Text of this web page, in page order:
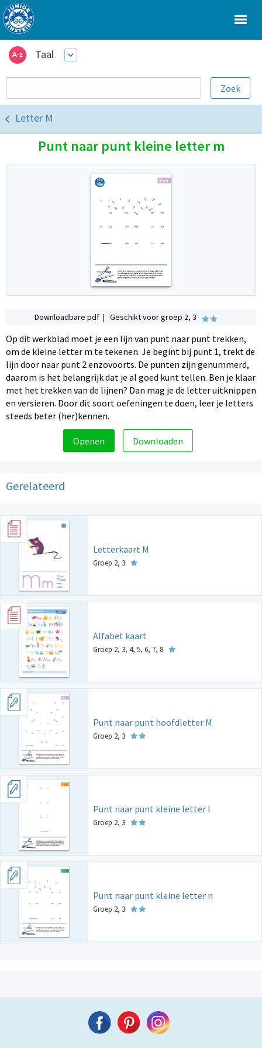
Taal
Letter M
Punt naar punt kleine letter m
Downloadbare pdf | Geschikt voor groep 2, 3
Op dit werkblad moet je een lijn van punt naar punt trekken,
om de kleine letter m te tekenen. Je begint bij punt 1, trekt de
lijn door naar punt 2 enzovoorts. De punten zijn genummerd,
daarom is het belangrijk dat je al goed kunt tellen. Ben je klaar
met het trekken van de lijnen? Dan mag je de letter uitknippen
en versieren. Door dit soort oefeningen te doen, leer je letters
steeds beter (her)kennen.
Openen Downloaden
Gerelateerd
Letterkaart M
Groep 2, 3
Alfabet kaart
Groep 2, 3, 4, 5, 6, 7, 8
Punt naar punt hoofdletter M
Groep 2, 3
Punt naar punt kleine letter l
Groep 2, 3
Punt naar punt kleine letter n
Groep 2, 3